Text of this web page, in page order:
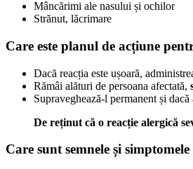
Mâncărimi ale nasului și ochilor
Strănut, lăcrimare
Care este planul de acțiune
Dacă reacția este ușoară,
Rămâi alături de persoana afectată,
Supraveghează-l permanent și
De reținut că o reacție alergică
Care sunt semnele și